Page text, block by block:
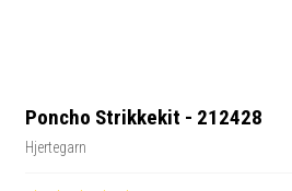
Poncho Strikkekit - 212428
Hjertegarn